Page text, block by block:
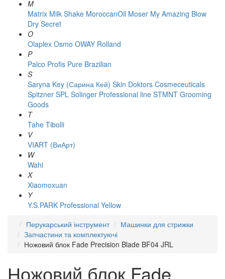
M
Matrix Milk Shake MoroccanOil Moser My Amazing Blow
Dry Secret
O
Olaplex Osmo OWAY Rolland
P
Palco Profis Pure Brazilian
S
Saryna Key (Сарина Кей) Skin Doktors Cosmeceuticals
Spitzner SPL Solinger Professional line STMNT Grooming
Goods
T
Tahe Tibolli
V
VIART (ВиАрт)
W
Wahl
X
Xiaomoxuan
Y
Y.S.PARK Professional Yellow
Перукарський інструмент
Машинки для стрижки
Запчастини та комплектуючі
Ножовий блок Fade Precision Blade BF04 JRL
Ножовий блок Fade